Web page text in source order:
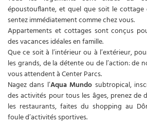
époustouflante, et quel que soit le cottage
sentez immédiatement comme chez vous.
Appartements et cottages sont conçus
des vacances idéales en famille.
Que ce soit à l′intérieur ou à l′extérieur,
les grands, de la détente ou de l′action: de
vous attendent à Center Parcs.
Nagez dans l′Aqua Mundo subtropical,
des activités pour tous les âges, prenez de
les restaurants, faites du shopping au
foule d′activités sportives.